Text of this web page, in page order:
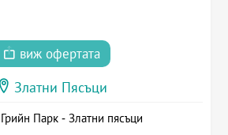
виж офертата
Златни Пясъци
Парк - Златни пясъци